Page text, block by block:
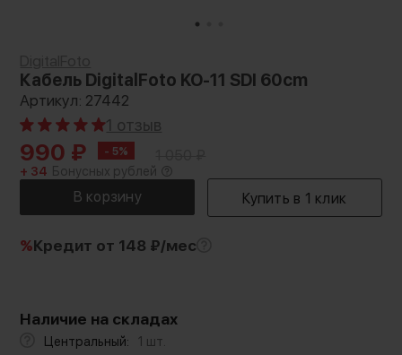
Кабель DigitalFoto KO-11 SDI 60cm
Артикул: 27442
1 отзыв
990 ₽ - 5%
+ 34 Бонусных рублей
%Кредит от 148 ₽/мес
Наличие на складах
Центральный: 1 шт.